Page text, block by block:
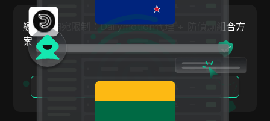
Cash App
ClickBank
Coinbase
阿根廷
奧地利
比利時
保加利亞
繞過立陶宛限制：Dailymotion代理 + 防偵測組合方
案